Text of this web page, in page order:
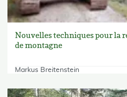
Nouvelles techniques pour la
de montagne
Markus Breitenstein